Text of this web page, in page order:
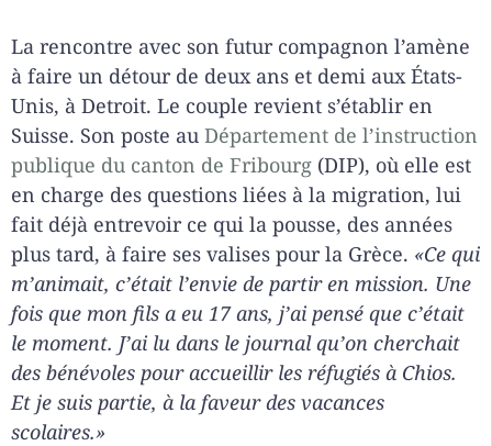
La rencontre avec son futur compagnon l’amène
à faire un détour de deux ans et demi aux États-
Unis, à Detroit. Le couple revient s’établir en
Suisse. Son poste au Département de l’instruction
publique du canton de Fribourg (DIP), où elle est
en charge des questions liées à la migration, lui
fait déjà entrevoir ce qui la pousse, des années
plus tard, à faire ses valises pour la Grèce. «Ce qui
m’animait, c’était l’envie de partir en mission. Une
fois que mon fils a eu 17 ans, j’ai pensé que c’était
le moment. J’ai lu dans le journal qu’on cherchait
des bénévoles pour accueillir les réfugiés à Chios.
Et je suis partie, à la faveur des vacances
scolaires.»